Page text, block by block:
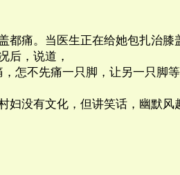
都痛。当医生正在给她包扎治膝
后，说道，
怎不先痛一只脚，让另一只脚等
妇没有文化，但讲笑话，幽默风